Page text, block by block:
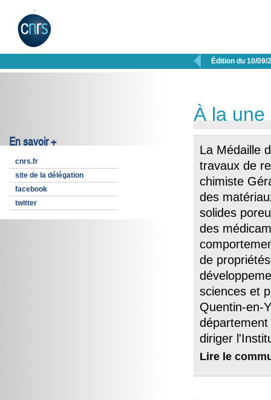
 Édition du 10/09/
En savoir +
cnrs.fr
site de la délégation
facebook
twitter
À la une
La Médaille
travaux de
chimiste
des
solides
des
de
sciences et
Quentin-en-
diriger
Lire le